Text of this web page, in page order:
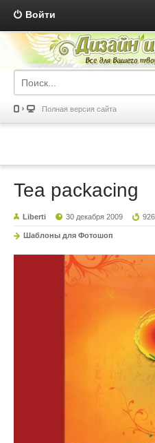
Войти
Полная версия сайта
Tea packacing
Liberti 30 декабря 2009 926
Шаблоны для Фотошоп